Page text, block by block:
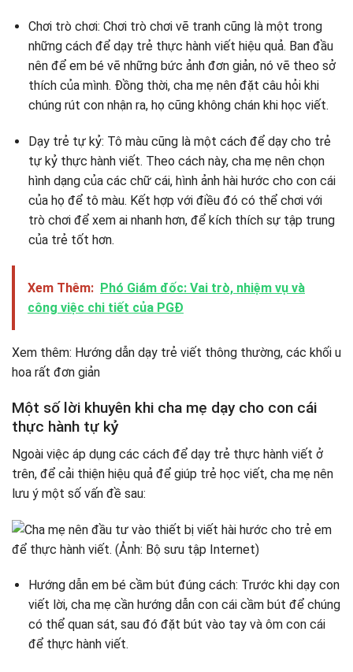
Chơi trò chơi: Chơi trò chơi vẽ tranh cũng là một trong
những cách để dạy trẻ thực hành viết hiệu quả. Ban đầu
nên để em bé vẽ những bức ảnh đơn giản, nó vẽ theo sở
thích của mình. Đồng thời, cha mẹ nên đặt câu hỏi khi
chúng rút con nhận ra, họ cũng không chán khi học viết.
Dạy trẻ tự kỷ: Tô màu cũng là một cách để dạy cho trẻ
tự kỷ thực hành viết. Theo cách này, cha mẹ nên chọn
hình dạng của các chữ cái, hình ảnh hài hước cho con cái
của họ để tô màu. Kết hợp với điều đó có thể chơi với
trò chơi để xem ai nhanh hơn, để kích thích sự tập trung
của trẻ tốt hơn.
Xem Thêm: Phó Giám đốc: Vai trò, nhiệm vụ và
công việc chi tiết của PGĐ
Xem thêm: Hướng dẫn dạy trẻ viết thông thường, các khối u
hoa rất đơn giản
Một số lời khuyên khi cha mẹ dạy cho con cái
thực hành tự kỷ
Ngoài việc áp dụng các cách để dạy trẻ thực hành viết ở
trên, để cải thiện hiệu quả để giúp trẻ học viết, cha mẹ nên
lưu ý một số vấn đề sau:
Hướng dẫn em bé cầm bút đúng cách: Trước khi dạy con
viết lời, cha mẹ cần hướng dẫn con cái cầm bút để chúng
có thể quan sát, sau đó đặt bút vào tay và ôm con cái
để thực hành viết.